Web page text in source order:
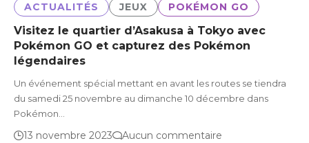
ACTUALITÉS JEUX POKÉMON GO
Visitez le quartier d’Asakusa à Tokyo avec
Pokémon GO et capturez des Pokémon
légendaires
Un événement spécial mettant en avant les routes se tiendra
du samedi 25 novembre au dimanche 10 décembre dans
Pokémon…
13 novembre 2023
Aucun commentaire